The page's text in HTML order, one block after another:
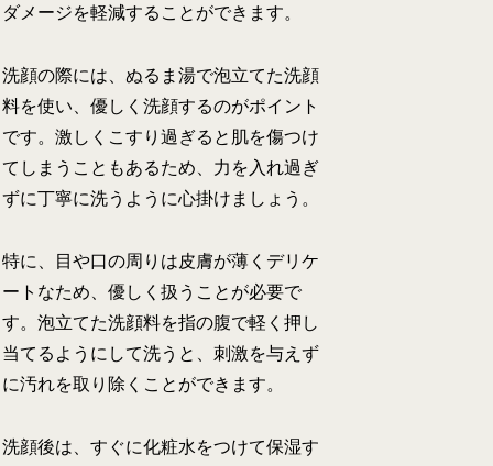
ダメージを軽減することができます。
洗顔の際には、ぬるま湯で泡立てた洗顔
料を使い、優しく洗顔するのがポイント
です。激しくこすり過ぎると肌を傷つけ
てしまうこともあるため、力を入れ過ぎ
ずに丁寧に洗うように心掛けましょう。
特に、目や口の周りは皮膚が薄くデリケ
ートなため、優しく扱うことが必要で
す。泡立てた洗顔料を指の腹で軽く押し
当てるようにして洗うと、刺激を与えず
に汚れを取り除くことができます。
洗顔後は、すぐに化粧水をつけて保湿す